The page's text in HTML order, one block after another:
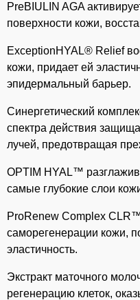
PreBIULIN AGA
поверхности кожи,
ExceptionHYAL® Relief
кожи, придает ей
эпидермальный барьер.
Синергетический
спектра действия
лучей, предотвращая
OPTIM HYAL™
самые глубокие слои
ProRenew Complex
саморегенерации кожи,
эластичность.
Экстракт маточного
регенерацию клеток,